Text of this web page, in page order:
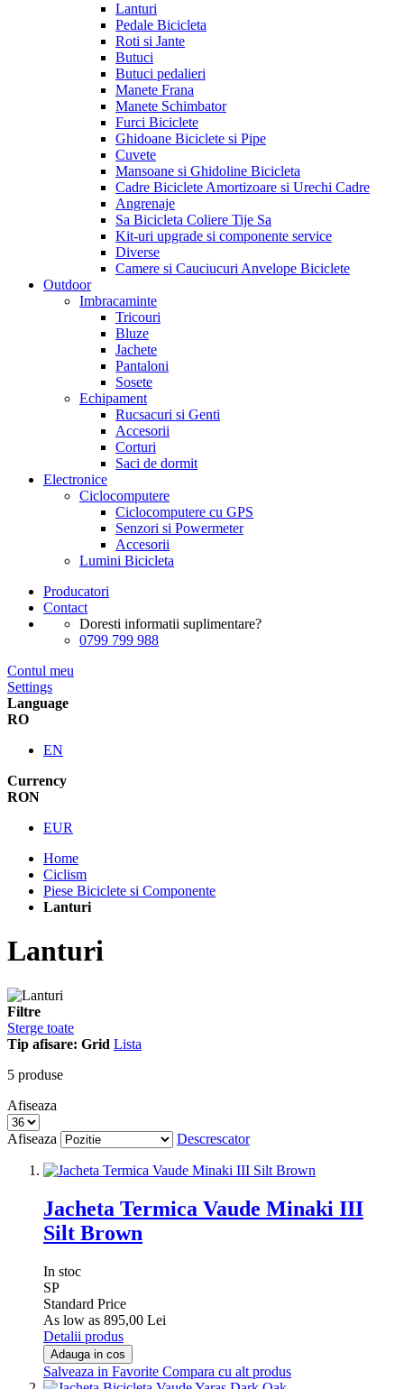
Lanturi
Pedale Bicicleta
Roti si Jante
Butuci
Butuci pedalieri
Manete Frana
Manete Schimbator
Furci Biciclete
Ghidoane Biciclete si Pipe
Cuvete
Mansoane si Ghidoline Bicicleta
Cadre Biciclete Amortizoare si Urechi Cadre
Angrenaje
Sa Bicicleta Coliere Tije Sa
Kit-uri upgrade si componente service
Diverse
Camere si Cauciucuri Anvelope Biciclete
Outdoor
Imbracaminte
Tricouri
Bluze
Jachete
Pantaloni
Sosete
Echipament
Rucsacuri si Genti
Accesorii
Corturi
Saci de dormit
Electronice
Ciclocomputere
Ciclocomputere cu GPS
Senzori si Powermeter
Accesorii
Lumini Bicicleta
Producatori
Contact
Doresti informatii suplimentare?
0799 799 988
Contul meu
Settings
Language
RO
EN
Currency
RON
EUR
Home
Ciclism
Piese Biciclete si Componente
Lanturi
Lanturi
Filtre
Sterge toate
Tip afisare: Grid Lista
5 produse
Afiseaza
Afiseaza Descrescator
Jacheta Termica Vaude Minaki III
Silt Brown
In stoc
SP
Standard Price
As low as 895,00 Lei
Detalii produs
Adauga in cos
Salveaza in Favorite Compara cu alt produs